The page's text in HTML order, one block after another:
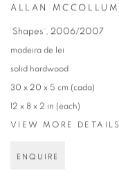
ALLAN MCCOLLUM
¨Shapes¨, 2006/2007
madeira de lei
solid hardwood
30 x 20 x 5 cm (cada)
12 x 8 x 2 in (each)
VIEW MORE DETAILS
ENQUIRE